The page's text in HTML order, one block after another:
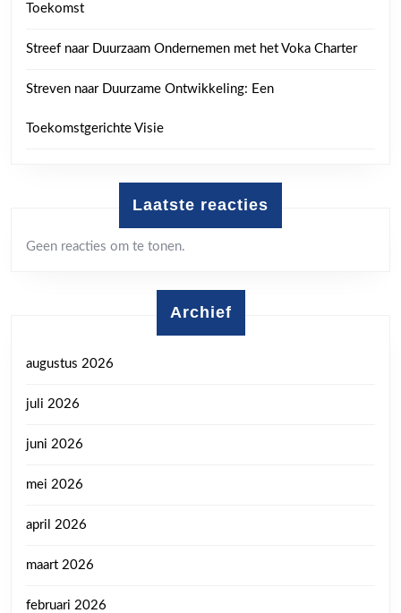
Toekomst
Streef naar Duurzaam Ondernemen met het Voka Charter
Streven naar Duurzame Ontwikkeling: Een
Toekomstgerichte Visie
Laatste reacties
Geen reacties om te tonen.
Archief
augustus 2026
juli 2026
juni 2026
mei 2026
april 2026
maart 2026
februari 2026